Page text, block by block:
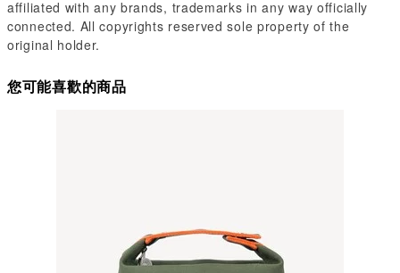
affiliated with any brands, trademarks in any way officially
connected. All copyrights reserved sole property of the
original holder.
您可能喜歡的商品